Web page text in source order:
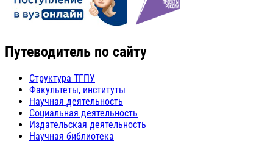
Путеводитель по сайту
Структура ТГПУ
Факультеты, институты
Научная деятельность
Социальная деятельность
Издательская деятельность
Научная библиотека